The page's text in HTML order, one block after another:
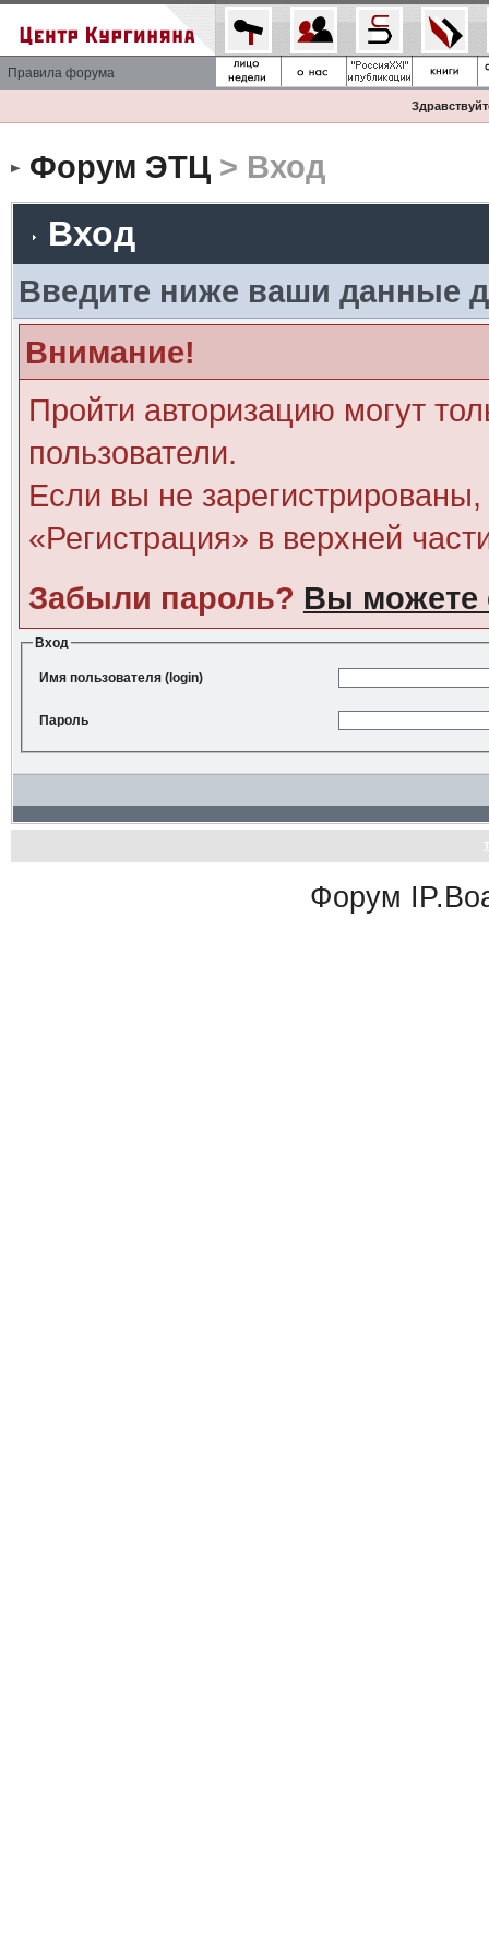
Правила форума
Форум ЭТЦ> Вход
Вход
Введите ниже ваши данные
Внимание!
Пройти авторизацию могут
пользователи.
Если вы не
«Регистрация» в верхней
Забыли пароль? Вы можете
Вход
Имя пользователя (login)
Пароль
Форум